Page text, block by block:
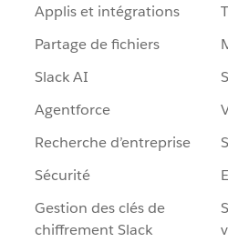
Applis et intégrations
Partage de fichiers
Slack AI
Agentforce
Recherche d’entreprise
Sécurité
Gestion des clés de
chiffrement Slack